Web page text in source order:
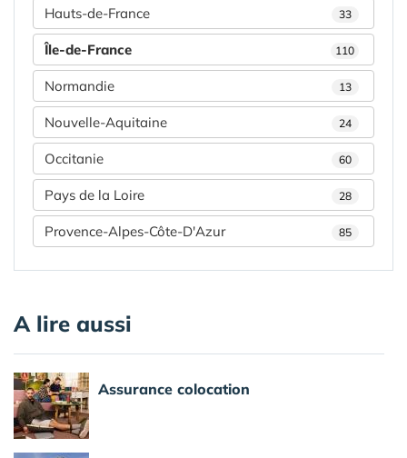
Hauts-de-France 33
Île-de-France 110
Normandie 13
Nouvelle-Aquitaine 24
Occitanie 60
Pays de la Loire 28
Provence-Alpes-Côte-D'Azur 85
A lire aussi
Assurance colocation